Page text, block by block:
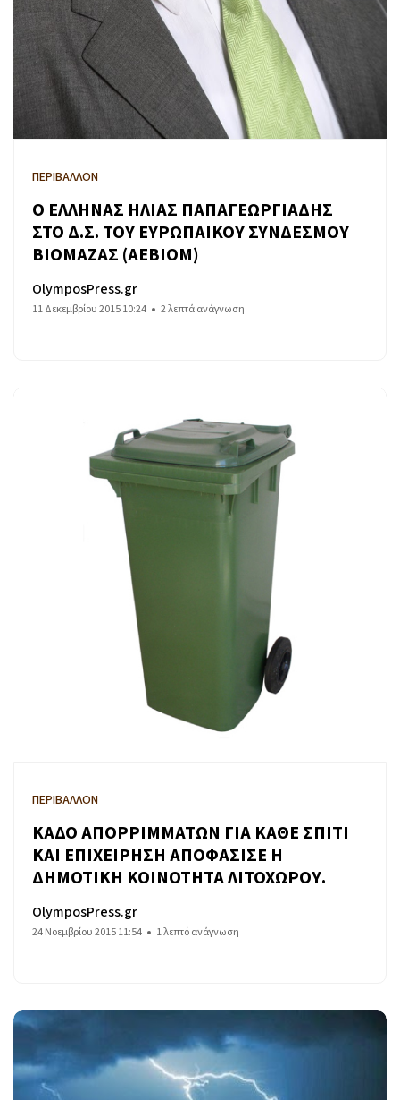
ΠΕΡΙΒΑΛΛΟΝ
Ο ΕΛΛΗΝΑΣ ΗΛΙΑΣ ΠΑΠΑΓΕΩΡΓΙΑΔΗΣ
ΣΤΟ Δ.Σ. ΤΟΥ ΕΥΡΩΠΑΙΚΟΥ ΣΥΝΔΕΣΜΟΥ
ΒΙΟΜΑΖΑΣ (ΑΕΒΙΟΜ)
OlymposPress.gr
11 Δεκεμβρίου 2015 10:24 2 λεπτά ανάγνωση
ΠΕΡΙΒΑΛΛΟΝ
ΚΑΔΟ ΑΠΟΡΡΙΜΜΑΤΩΝ ΓΙΑ ΚΑΘΕ ΣΠΙΤΙ
ΚΑΙ ΕΠΙΧΕΙΡΗΣΗ ΑΠΟΦΑΣΙΣΕ Η
ΔΗΜΟΤΙΚΗ ΚΟΙΝΟΤΗΤΑ ΛΙΤΟΧΩΡΟΥ.
OlymposPress.gr
24 Νοεμβρίου 2015 11:54 1 λεπτό ανάγνωση